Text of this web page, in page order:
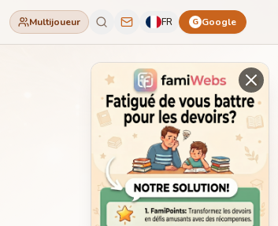
Multijoueur FR G Google